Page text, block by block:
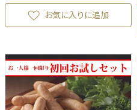
お気に入りに追加